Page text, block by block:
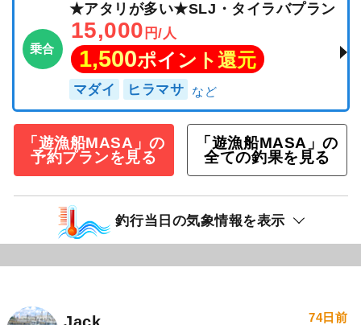
乗合
★アタリが多い★SLJ・タイラバプラン
15,000 円/人
1,500ポイント還元
マダイ ヒラマサ
「遊漁船MASA」の
予約プランを見る
「遊漁船MASA」の
全ての釣果を見る
釣行当日の気象情報を表示
Jack 74日前